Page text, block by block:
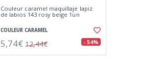
Couleur caramel maquillaje lapiz
de labios 143 rosy beige 1un
COULEUR CARAMEL
5,74€ 12,44€ - 54%